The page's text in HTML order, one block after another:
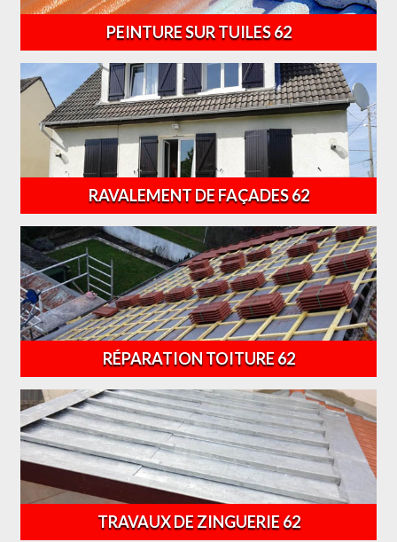
PEINTURE SUR TUILES 62
RAVALEMENT DE FAÇADES 62
RÉPARATION TOITURE 62
TRAVAUX DE ZINGUERIE 62